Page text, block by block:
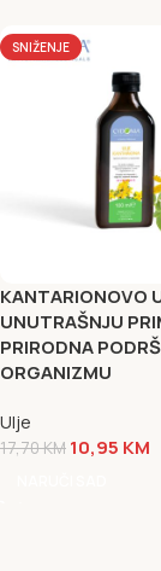
SNIŽENJE
KANTARIONOVO
UNUTRAŠNJU
PRIRODNA
ORGANIZMU
Ulje
17,70KM 10,95 KM